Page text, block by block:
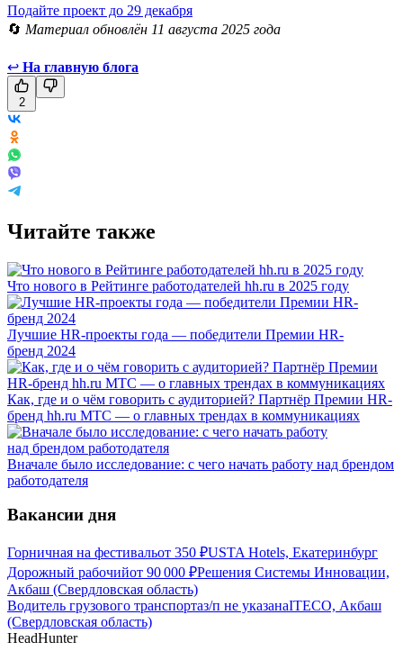
Подайте проект до 29 декабря
🔄 Материал обновлён 11 августа 2025 года
↩ На главную блога
2
Читайте также
Что нового в Рейтинге работодателей hh.ru в 2025 году
Лучшие HR-проекты года — победители Премии HR-
бренд 2024
Как, где и о чём говорить с аудиторией? Партнёр Премии HR-
бренд hh.ru МТС — о главных трендах в коммуникациях
Вначале было исследование: с чего начать работу над брендом
работодателя
Вакансии дня
Горничная на фестивальот 350 ₽USTA Hotels, Екатеринбург
Дорожный рабочийот 90 000 ₽Решения Системы Инновации,
Акбаш (Свердловская область)
Водитель грузового транспортаз/п не указанаITECO, Акбаш
(Свердловская область)
HeadHunter